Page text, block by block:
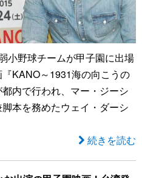
小野球チームが甲子園に出場
KANO～1931海の向こうの
内で行われ、マー・ジーシ
本を務めたウェイ・ダーシ
続きを読む